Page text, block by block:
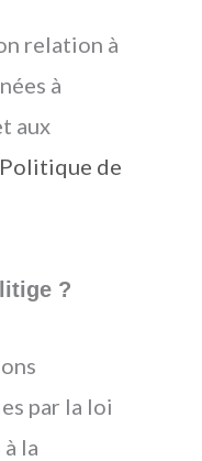
relation à
à
aux
Politique de
?
par la loi
la